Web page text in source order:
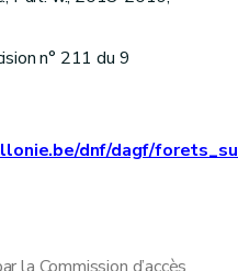
n° 211 du 9
dnf/dagf/